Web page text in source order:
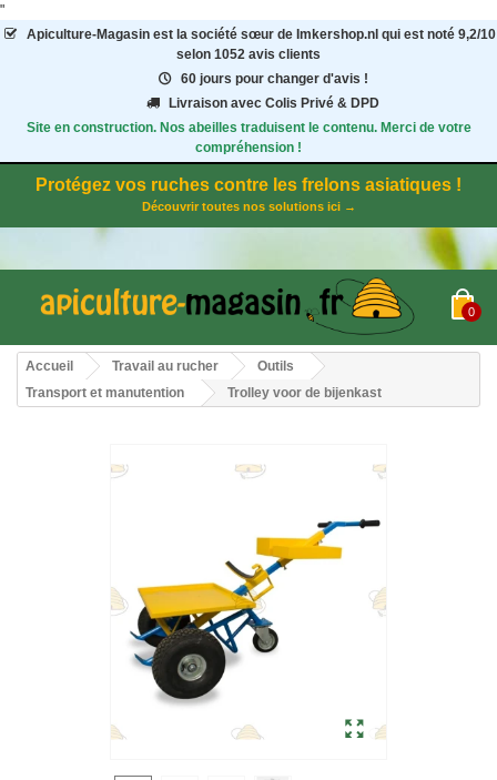
"
Apiculture-Magasinest la société sœur de Imkershop.nl qui est noté 9,2/10
selon 1052 avis clients
60 jours pour changer d'avis !
Livraison avec Colis Privé & DPD
Site en construction. Nos abeilles traduisent le contenu. Merci de votre
compréhension !
Protégez vos ruches contre les frelons asiatiques !
Découvrir toutes nos solutions ici →
0
Accueil Travail au rucher
Outils
Transport et manutention
Trolley voor de bijenkast